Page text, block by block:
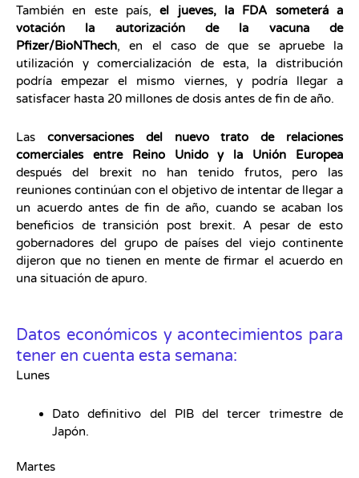
También en este país,el jueves, la FDA someterá a
votación la autorización de la vacuna de
Pfizer/BioNThech, en el caso de que se apruebe la
utilización y comercialización de esta, la distribución
podría empezar el mismo viernes, y podría llegar a
satisfacer hasta 20 millones de dosis antes de fin de año.
Las conversaciones del nuevo trato de relaciones
comerciales entre Reino Unido y la Unión Europea
después del brexit no han tenido frutos, pero las
reuniones continúan con el objetivo de intentar de llegar a
un acuerdo antes de fin de año, cuando se acaban los
beneficios de transición post brexit. A pesar de esto
gobernadores del grupo de países del viejo continente
dijeron que no tienen en mente de firmar el acuerdo en
una situación de apuro.
Datos económicos y acontecimientos para
tener en cuenta esta semana:
Lunes
Dato definitivo del PIB del tercer trimestre de
Japón.
Martes